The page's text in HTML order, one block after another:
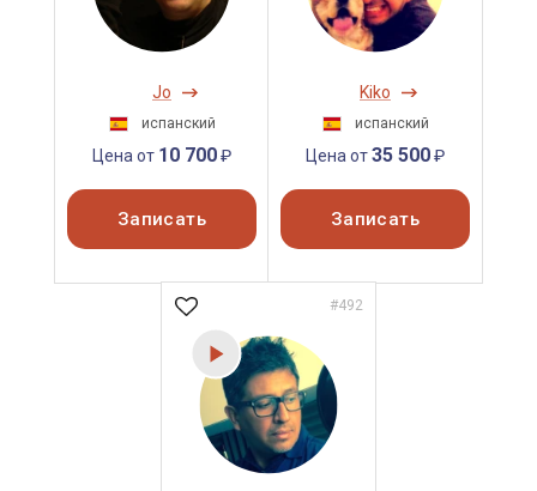
Jo
испанский
Цена от 10 700₽
Записать
Kiko
испанский
Цена от35 500₽
Записать
#492